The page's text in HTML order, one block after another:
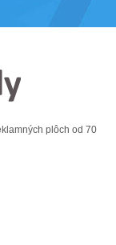
plôch od 70